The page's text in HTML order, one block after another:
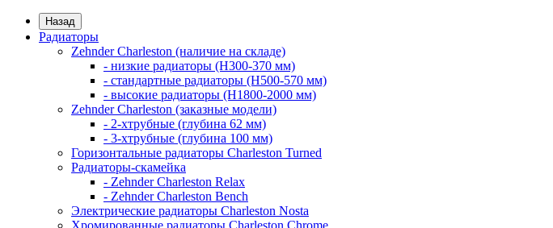
Назад
Радиаторы
Zehnder Charleston (наличие на складе)
- низкие радиаторы (H300-370 мм)
- стандартные радиаторы (H500-570 мм)
- высокие радиаторы (H1800-2000 мм)
Zehnder Charleston (заказные модели)
- 2-хтрубные (глубина 62 мм)
- 3-хтрубные (глубина 100 мм)
Горизонтальные радиаторы Charleston Turned
Радиаторы-скамейка
- Zehnder Charleston Relax
- Zehnder Charleston Bench
Электрические радиаторы Charleston Nosta
Хромированные радиаторы Charleston Chrome